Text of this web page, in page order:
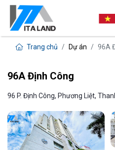
Trang chủ Dự án 96A
96A Định Công
96 P. Định Công, Phương Liệt,